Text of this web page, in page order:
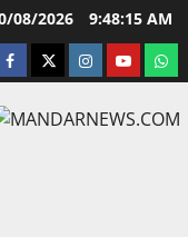
08/2026 9:48:16 AM
facebooktwitterinstagram.com
youtube